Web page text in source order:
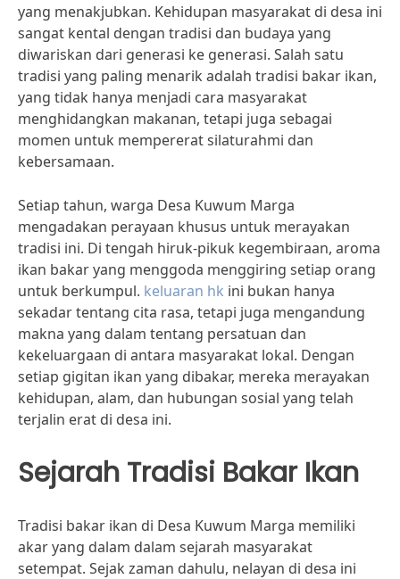
yang menakjubkan. Kehidupan masyarakat di desa ini
sangat kental dengan tradisi dan budaya yang
diwariskan dari generasi ke generasi. Salah satu
tradisi yang paling menarik adalah tradisi bakar ikan,
yang tidak hanya menjadi cara masyarakat
menghidangkan makanan, tetapi juga sebagai
momen untuk mempererat silaturahmi dan
kebersamaan.
Setiap tahun, warga Desa Kuwum Marga
mengadakan perayaan khusus untuk merayakan
tradisi ini. Di tengah hiruk-pikuk kegembiraan, aroma
ikan bakar yang menggoda menggiring setiap orang
untuk berkumpul. keluaran hk ini bukan hanya
sekadar tentang cita rasa, tetapi juga mengandung
makna yang dalam tentang persatuan dan
kekeluargaan di antara masyarakat lokal. Dengan
setiap gigitan ikan yang dibakar, mereka merayakan
kehidupan, alam, dan hubungan sosial yang telah
terjalin erat di desa ini.
Sejarah Tradisi Bakar Ikan
Tradisi bakar ikan di Desa Kuwum Marga memiliki
akar yang dalam dalam sejarah masyarakat
setempat. Sejak zaman dahulu, nelayan di desa ini